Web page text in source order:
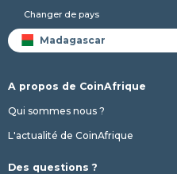
Changer de pays
A propos de CoinAfrique
Qui sommes nous ?
L'actualité de CoinAfrique
Des questions ?